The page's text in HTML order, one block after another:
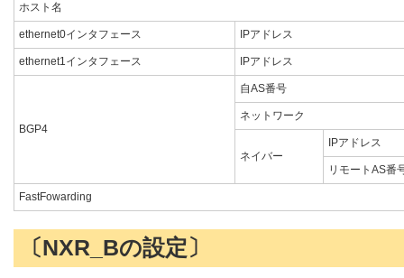
ホスト名
ethernet0インタフェース IPアドレス
ethernet1インタフェース IPアドレス
BGP4
自AS番号
ネットワーク
ネイバー
IPアドレス
リモートAS番
FastFowarding
〔NXR_Bの設定〕